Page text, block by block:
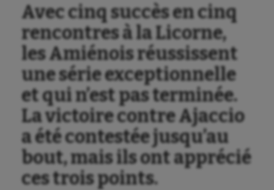
Avec cinq succès en cinq
rencontres à la Licorne,
les Amiénois réussissent
une série exceptionnelle
et qui n’est pas terminée.
La victoire contre Ajaccio
a été contestée jusqu’au
bout, mais ils ont apprécié
ces trois points.